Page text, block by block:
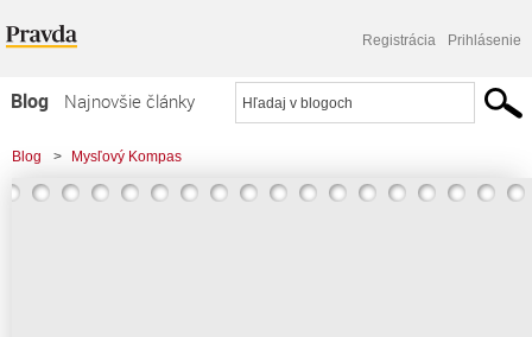
Registrácia Prihlásenie
Blog
Najnovšie články
Najčítanejšie články
Najkomentovanejšie články
Blog > Mysľový Kompas
> Prvý máj: Sviatok prežitkov, politických mýtov a stratenej suverenity